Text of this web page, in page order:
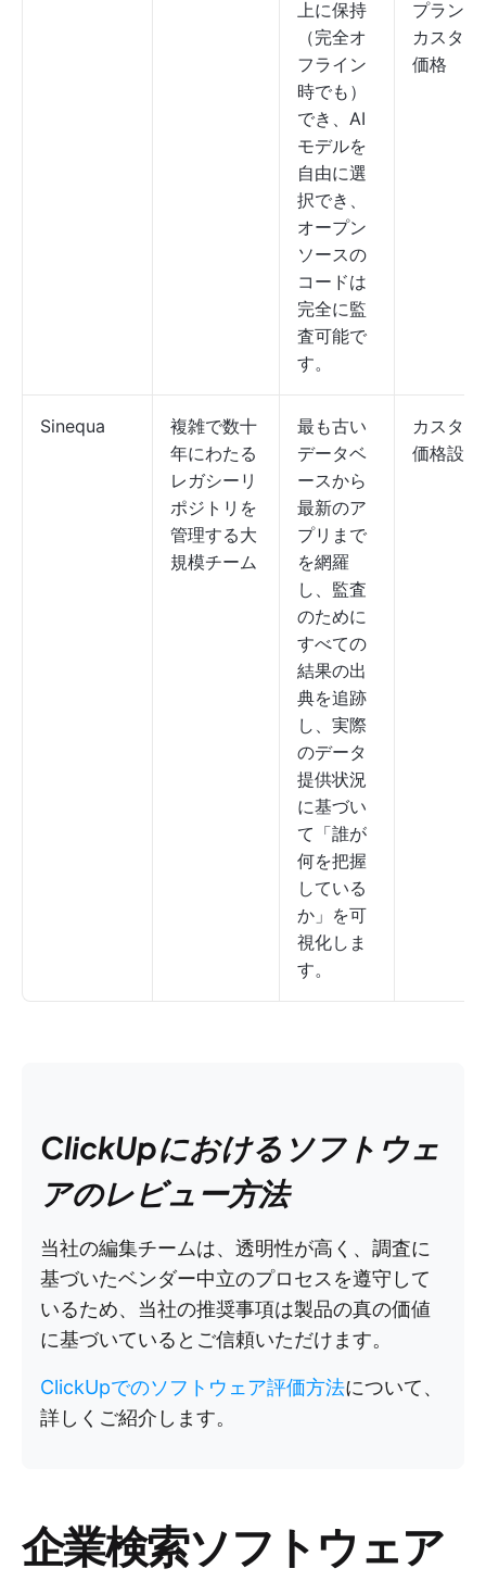
上に保持
（完全オ
フライン
時でも）
でき、AI
モデルを
自由に選
択でき、
オープン
ソースの
コードは
完全に監
査可能で
す。
プラン：
カスタム
価格
Sinequa
複雑で数十
年にわたる
レガシーリ
ポジトリを
管理する大
規模チーム
最も古い
データベ
ースから
最新のア
プリまで
を網羅
し、監査
のために
すべての
結果の出
典を追跡
し、実際
のデータ
提供状況
に基づい
て「誰が
何を把握
している
か」を可
視化しま
す。
カスタム
価格設定
ClickUpにおけるソフトウェ
アのレビュー方法
当社の編集チームは、透明性が高く、調査に
基づいたベンダー中立のプロセスを遵守して
いるため、当社の推奨事項は製品の真の価値
に基づいているとご信頼いただけます。
ClickUpでのソフトウェア評価方法について、
詳しくご紹介します。
企業検索ソフトウェア